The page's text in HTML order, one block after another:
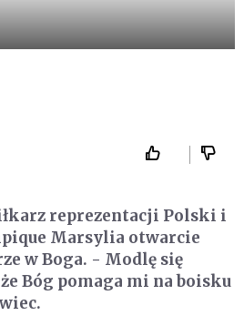
reprezentacji Polski i
Marsylia otwarcie
w Boga. - Modlę się
Bóg pomaga mi na boisku